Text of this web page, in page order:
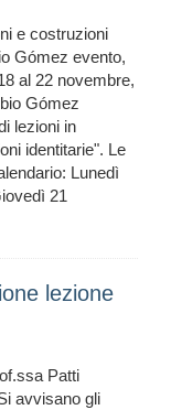
e costruzioni
Gómez evento,
al 22 novembre,
Gómez
lezioni in
identitarie". Le
Lunedì
21
lezione
Patti
avvisano gli